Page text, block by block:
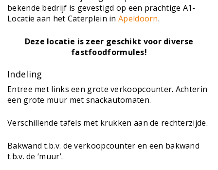
bekende bedrijf is gevestigd op een prachtige A1-
Locatie aan het Caterplein inApeldoorn.
Deze locatie is zeer geschikt voor diverse
fastfoodformules!
Indeling
Entree met links een grote verkoopcounter. Achterin
een grote muur met snackautomaten.
Verschillende tafels met krukken aan de rechterzijde.
Bakwand t.b.v. de verkoopcounter en een bakwand
t.b.v. de ‘muur’.